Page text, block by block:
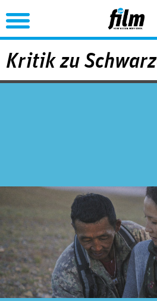
Jump to
Kritik zu